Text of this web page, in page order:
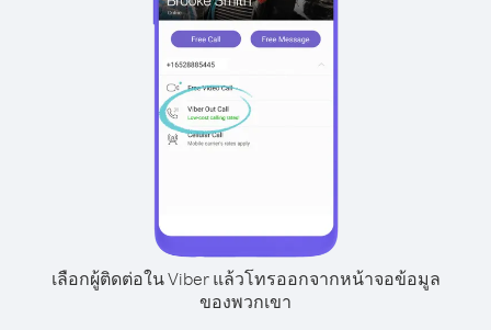
เลือกผู้ติดต่อใน Viber แล้วโทรออกจากหน้าจอข้อมูล
ของพวกเขา